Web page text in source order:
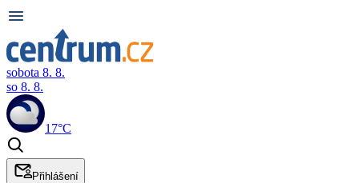
sobota 8. 8.
so 8. 8.
17°C
Přihlášení